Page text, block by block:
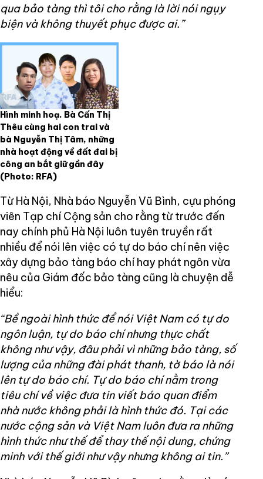
qua bảo tàng thì tôi cho rằng là lời nói ngụy
biện và không thuyết phục được ai.”
Hình minh hoạ. Bà Cấn Thị
Thêu cùng hai con trai và
bà Nguyễn Thị Tâm, những
nhà hoạt động về đất đai bị
công an bắt giữ gần đây
(Photo: RFA)
Từ Hà Nội, Nhà báo Nguyễn Vũ Bình, cựu phóng
viên Tạp chí Cộng sản cho rằng từ trước đến
nay chính phủ Hà Nội luôn tuyên truyền rất
nhiều để nói lên việc có tự do báo chí nên việc
xây dựng bảo tàng báo chí hay phát ngôn vừa
nêu của Giám đốc bảo tàng cũng là chuyện dễ
hiểu:
“Bề ngoài hình thức để nói Việt Nam có tự do
ngôn luận, tự do báo chí nhưng thực chất
không như vậy, đâu phải vì những bảo tàng, số
lượng của những đài phát thanh, tờ báo là nói
lên tự do báo chí. Tự do báo chí nằm trong
tiêu chí về việc đưa tin viết báo quan điểm
nhà nước không phải là hình thức đó. Tại các
nước cộng sản và Việt Nam luôn đưa ra những
hình thức như thế để thay thế nội dung, chứng
minh với thế giới như vậy nhưng không ai tin.”